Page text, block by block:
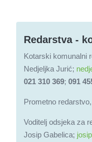
Redarstva -
Kotarski komunalni
Nedjeljka Jurić;
021 310 369; 091
Prometno
Voditelj odsjeka za
Josip Gabelica;